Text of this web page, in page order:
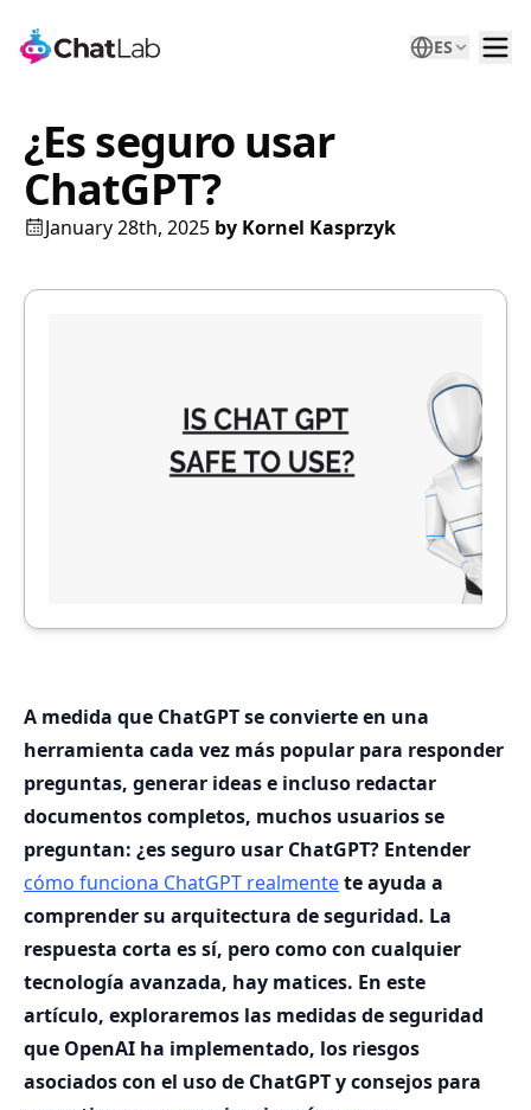
ES
¿Es seguro usar
ChatGPT?
January 28th, 2025 by Kornel Kasprzyk
A medida que ChatGPT se convierte en una
herramienta cada vez más popular para responder
preguntas, generar ideas e incluso redactar
documentos completos, muchos usuarios se
preguntan: ¿es seguro usar ChatGPT? Entender
cómo funciona ChatGPT realmentete ayuda a
comprender su arquitectura de seguridad. La
respuesta corta es sí, pero como con cualquier
tecnología avanzada, hay matices. En este
artículo, exploraremos las medidas de seguridad
que OpenAI ha implementado, los riesgos
asociados con el uso de ChatGPT y consejos para